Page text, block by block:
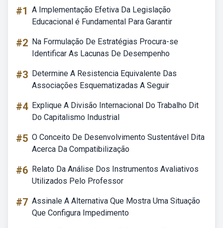
#1 A Implementação Efetiva Da Legislação
Educacional é Fundamental Para Garantir
#2 Na Formulação De Estratégias Procura-se
Identificar As Lacunas De Desempenho
#3 Determine A Resistencia Equivalente Das
Associações Esquematizadas A Seguir
#4 Explique A Divisão Internacional Do Trabalho Dit
Do Capitalismo Industrial
#5 O Conceito De Desenvolvimento Sustentável Dita
Acerca Da Compatibilização
#6 Relato Da Análise Dos Instrumentos Avaliativos
Utilizados Pelo Professor
#7 Assinale A Alternativa Que Mostra Uma Situação
Que Configura Impedimento